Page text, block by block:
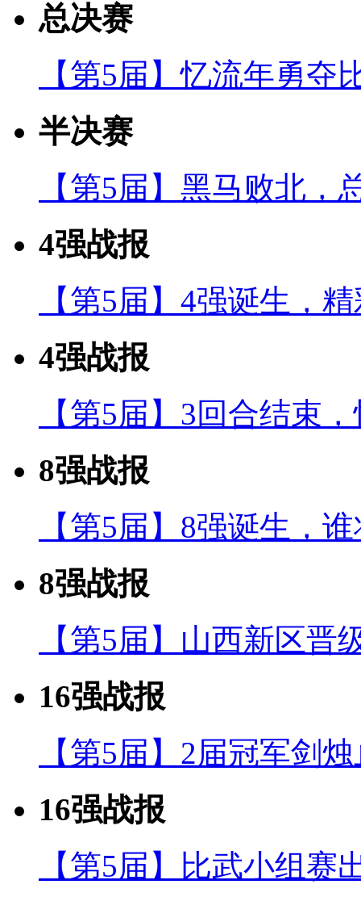
总决赛
【第5届】忆流年勇夺
半决赛
【第5届】黑马败北，
4强战报
【第5届】4强诞生，
4强战报
【第5届】3回合结束
8强战报
【第5届】8强诞生，
8强战报
【第5届】山西新区晋
16强战报
【第5届】2届冠军剑
16强战报
【第5届】比武小组赛